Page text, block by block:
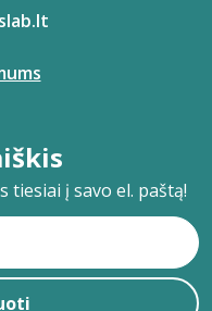
tiesiai į savo el. paštą!